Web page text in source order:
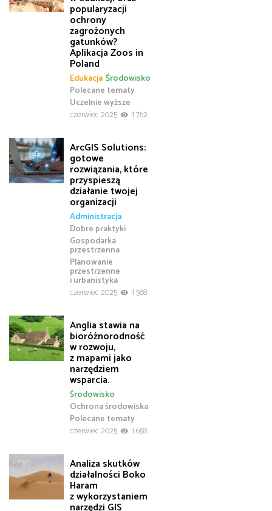
popularyzacji
ochrony
zagrożonych
gatunków?
Aplikacja Zoos in
Poland
Edukacja
Polecane tematy
Środowisko
Uczelnie wyższe
czerwiec 2025
1 762
ArcGIS Solutions:
gotowe
rozwiązania, które
przyspieszą
działanie twojej
organizacji
Administracja
Dobre praktyki
Gospodarka
przestrzenna
Planowanie
przestrzenne
i urbanistyka
czerwiec 2025
1 568
Anglia stawia na
bioróżnorodność
w rozwoju,
z mapami jako
narzędziem
wsparcia.
Ochrona środowiska
Polecane tematy
Środowisko
czerwiec 2025 1 658
Analiza skutków
działalności Boko
Haram
z wykorzystaniem
narzędzi GIS